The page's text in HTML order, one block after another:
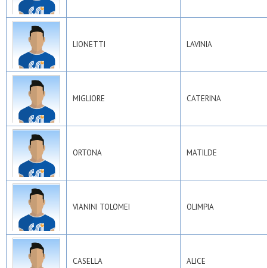
LIONETTI LAVINIA
MIGLIORE CATERINA
ORTONA MATILDE
VIANINI TOLOMEI OLIMPIA
CASELLA ALICE